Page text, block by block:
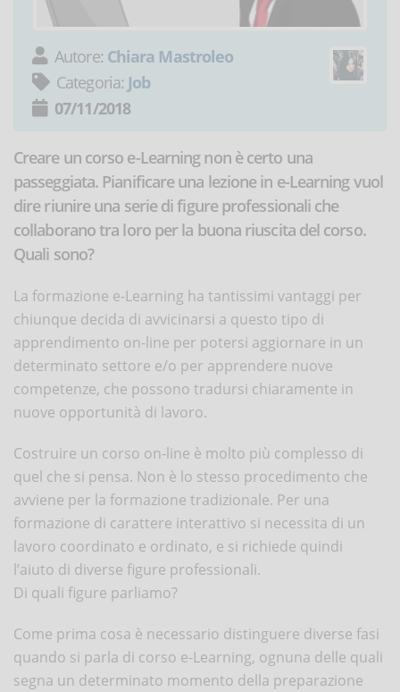
Autore: Chiara Mastroleo
Categoria: Job
07/11/2018
Creare un corso e-Learning non è certo una
passeggiata. Pianificare una lezione in e-Learning vuol
dire riunire una serie di figure professionali che
collaborano tra loro per la buona riuscita del corso.
Quali sono?
La formazione e-Learning ha tantissimi vantaggi per
chiunque decida di avvicinarsi a questo tipo di
apprendimento on-line per potersi aggiornare in un
determinato settore e/o per apprendere nuove
competenze, che possono tradursi chiaramente in
nuove opportunità di lavoro.
Costruire un corso on-line è molto più complesso di
quel che si pensa. Non è lo stesso procedimento che
avviene per la formazione tradizionale. Per una
formazione di carattere interattivo si necessita di un
lavoro coordinato e ordinato, e si richiede quindi
l’aiuto di diverse figure professionali.
Di quali figure parliamo?
Come prima cosa è necessario distinguere diverse fasi
quando si parla di corso e-Learning, ognuna delle quali
segna un determinato momento della preparazione